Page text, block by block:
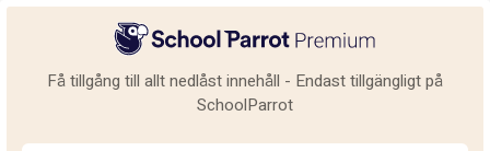
Få tillgång till allt nedlåst innehåll - Endast tillgängligt på
SchoolParrot